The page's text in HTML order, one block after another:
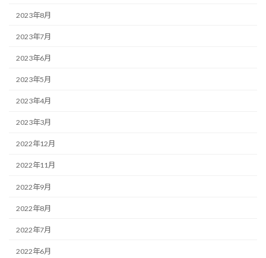
2023年8月
2023年7月
2023年6月
2023年5月
2023年4月
2023年3月
2022年12月
2022年11月
2022年9月
2022年8月
2022年7月
2022年6月